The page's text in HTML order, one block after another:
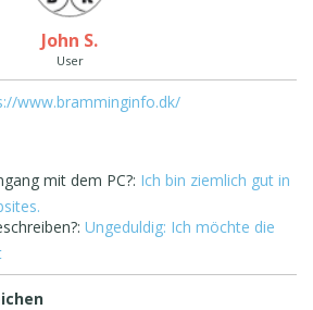
John S.
User
www.bramminginfo.dk/
mit dem PC?: Ich bin ziemlich gut in
Ungeduldig: Ich möchte die